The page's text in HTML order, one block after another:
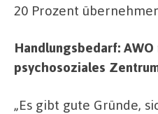
20 Prozent
Handlungsbedarf:
psychosoziales
„Es gibt gute Gründe,